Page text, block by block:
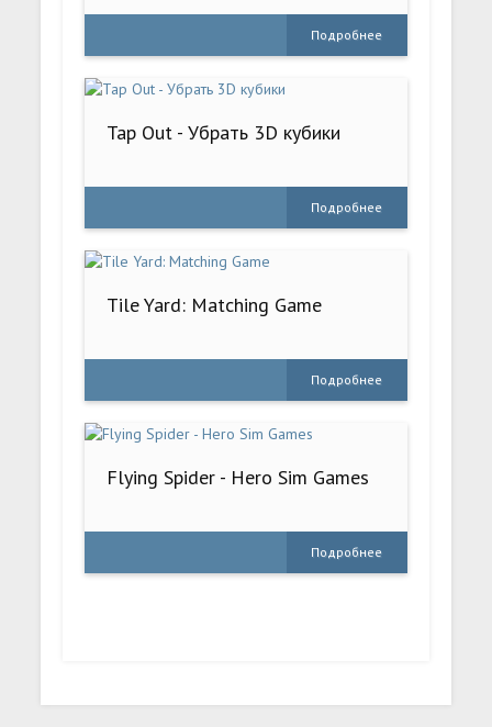
Подробнее
Tap Out - Убрать 3D кубики
Подробнее
Tile Yard: Matching Game
Подробнее
Flying Spider - Hero Sim Games
Подробнее